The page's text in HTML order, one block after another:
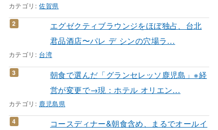
カテゴリ:佐賀県
エグゼクティブラウンジをほぼ独占、台北
君品酒店〜パレ デ シンの穴場ラ…
カテゴリ: 台湾
朝食で選んだ「グランセレッソ鹿児島」※経
営が変更で→現：ホテル オリエン…
カテゴリ: 鹿児島県
コースディナー&朝食含め、まるでオールイ